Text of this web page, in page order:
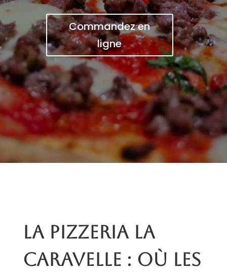
Commandez en
ligne
La pizzeria La
Caravelle : où les